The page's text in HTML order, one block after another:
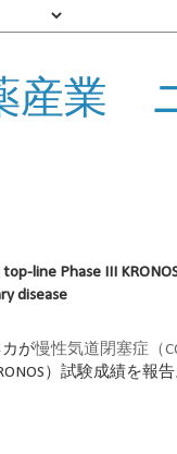
産業
line Phase III
disease
が慢性気道閉塞症（
）試験成績を報